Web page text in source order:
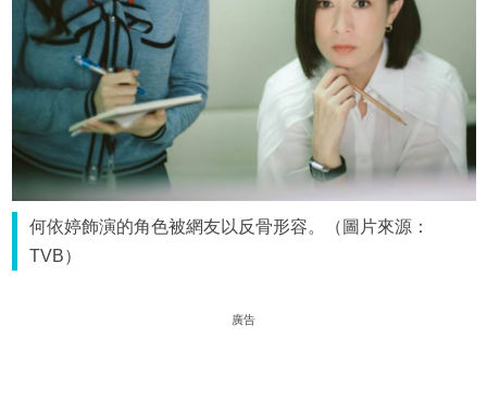
何依婷飾演的角色被網友以反骨形容。（圖片來源：
TVB）
廣告